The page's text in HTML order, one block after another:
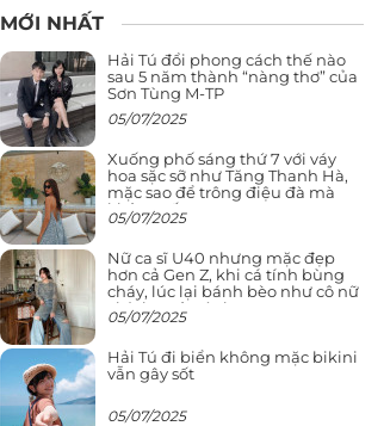
MỚI NHẤT
Hải Tú đổi phong cách thế nào
sau 5 năm thành “nàng thơ” của
Sơn Tùng M-TP
05/07/2025
Xuống phố sáng thứ 7 với váy
hoa sặc sỡ như Tăng Thanh Hà,
mặc sao để trông điệu đà mà
không sến
05/07/2025
Nữ ca sĩ U40 nhưng mặc đẹp
hơn cả Gen Z, khi cá tính bùng
cháy, lúc lại bánh bèo như cô nữ
chính ngôn tình
05/07/2025
Hải Tú đi biển không mặc bikini
vẫn gây sốt
05/07/2025